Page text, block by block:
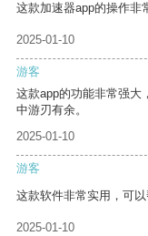
这款加速器app的操作非
2025-01-10
游客
这款app的功能非常强大
中游刃有余。
2025-01-10
游客
这款软件非常实用，可以
2025-01-10